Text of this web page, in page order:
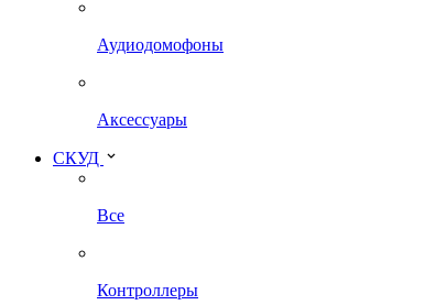
Аудиодомофоны
Аксессуары
СКУД
Все
Контроллеры